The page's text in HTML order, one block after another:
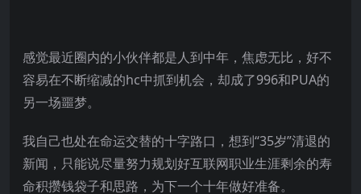
感觉最近圈内的小伙伴都是人到中年，焦虑无比，好不
容易在不断缩减的hc中抓到机会，却成了996和PUA的
另一场噩梦。
我自己也处在命运交替的十字路口，想到“35岁”清退的
新闻，只能说尽量努力规划好互联网职业生涯剩余的寿
命积攒钱袋子和思路，为下一个十年做好准备。